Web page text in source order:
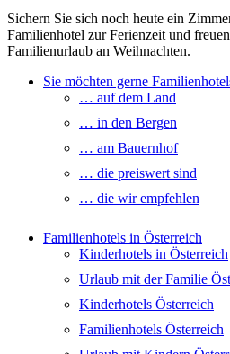
Sichern Sie sich noch heute ein
Familienhotel zur Ferienzeit und
Familienurlaub an Weihnachten.
Sie möchten gerne
… auf dem Land
… in den Bergen
… am Bauernhof
… die preiswert sind
… die wir empfehlen
Familienhotels in Österreich
Kinderhotels in Österreich
Urlaub mit der Familie
Kinderhotels Österreich
Familienhotels Österreich